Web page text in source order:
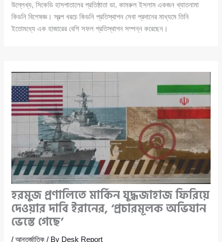
উল্লেখ্য, সিকেডি হাসপাতালের প্রতিষ্ঠাতা ডা. কামরুল ইসলাম একজন খ্যাতনামা
কিডনি বিশেষজ্ঞ। স্বল্প খরচে কিডনি প্রতিস্থাপন সেবা প্রদানের মাধ্যমে তিনি
ইতোমধ্যে এক হাজারের বেশি সফল প্রতিস্থাপন সম্পন্ন করেছেন।
হরমুজ প্রণালিতে মার্কিন যুদ্ধজাহাজ ফিরিয়ে
দেওয়ার দাবি ইরানের, ‘প্রচারমূলক অভিযান
ভেস্তে গেছে’
/আন্তর্জাতিক / By Desk Report